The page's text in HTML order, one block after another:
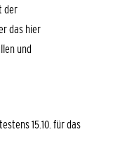
der
das hier
und
15.10. für das